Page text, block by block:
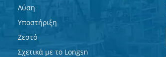
Λύση
Υποστήριξη
Ζεστό
Σχετικά με το Longsn